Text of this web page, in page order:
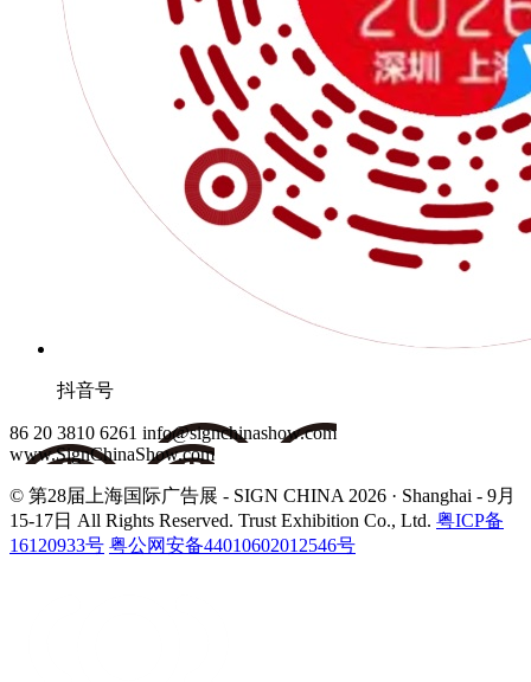
抖音号
86 20 3810 6261 info@signchinashow.com
www.SignChinaShow.com
© 第28届上海国际广告展 - SIGN CHINA 2026 · Shanghai - 9月
15-17日 All Rights Reserved. Trust Exhibition Co., Ltd. 粤ICP备
16120933号 粤公网安备44010602012546号